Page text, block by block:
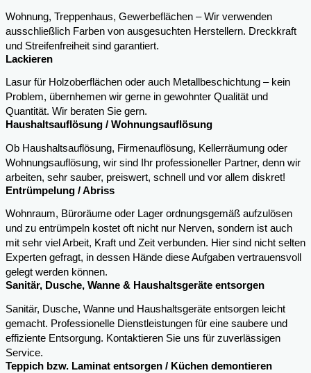
Wohnung, Treppenhaus, Gewerbeflächen – Wir verwenden
ausschließlich Farben von ausgesuchten Herstellern. Dreckkraft
und Streifenfreiheit sind garantiert.
Lackieren
Lasur für Holzoberflächen oder auch Metallbeschichtung – kein
Problem, übernhemen wir gerne in gewohnter Qualität und
Quantität. Wir beraten Sie gern.
Haushaltsauflösung / Wohnungsauflösung
Ob Haushaltsauflösung, Firmenauflösung, Kellerräumung oder
Wohnungsauflösung, wir sind Ihr professioneller Partner, denn wir
arbeiten, sehr sauber, preiswert, schnell und vor allem diskret!
Entrümpelung / Abriss
Wohnraum, Büroräume oder Lager ordnungsgemäß aufzulösen
und zu entrümpeln kostet oft nicht nur Nerven, sondern ist auch
mit sehr viel Arbeit, Kraft und Zeit verbunden. Hier sind nicht selten
Experten gefragt, in dessen Hände diese Aufgaben vertrauensvoll
gelegt werden können.
Sanitär, Dusche, Wanne & Haushaltsgeräte entsorgen
Sanitär, Dusche, Wanne und Haushaltsgeräte entsorgen leicht
gemacht. Professionelle Dienstleistungen für eine saubere und
effiziente Entsorgung. Kontaktieren Sie uns für zuverlässigen
Service.
Teppich bzw. Laminat entsorgen / Küchen demontieren